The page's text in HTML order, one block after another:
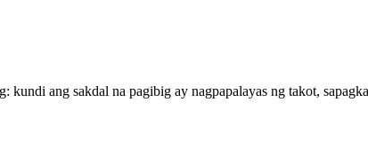
kundi ang sakdal na pagibig ay nagpapalayas ng takot,